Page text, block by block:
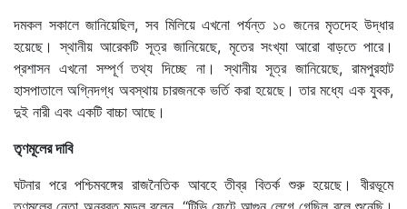
দমকল সকালে জানিয়েছিল, সব মিলিয়ে এখনো পর্যন্ত ১০ জনের মৃতদেহ উদ্ধার
হয়েছে। স্থানীয় আরেকটি সূত্র জানিয়েছে, মৃতের সংখ্যা আরো বাড়তে পারে।
প্রশাসন এখনো সম্পূর্ণ তথ্য দিচ্ছে না। স্থানীয় সূত্র জানিয়েছে, রামপুরহাট
হাসপাতালে অগ্নিদগ্ধ অবস্থায় চারজনকে ভর্তি করা হয়েছে। তার মধ্যে এক যুবক,
দুই নারী এবং একটি বাচ্চা আছে।
তৃণমূলের দাবি
ঘটনার পরে পশ্চিমবঙ্গের রাজনৈতিক আবহে তীব্র বিতর্ক শুরু হয়েছে। বীরভূমে